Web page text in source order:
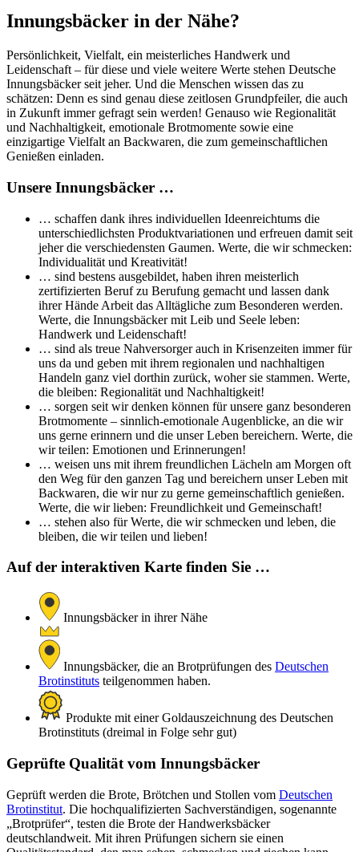
Innungsbäcker in der Nähe?
Persönlichkeit, Vielfalt, ein meisterliches Handwerk und
Leidenschaft – für diese und viele weitere Werte stehen Deutsche
Innungsbäcker seit jeher. Und die Menschen wissen das zu
schätzen: Denn es sind genau diese zeitlosen Grundpfeiler, die auch
in Zukunft immer gefragt sein werden! Genauso wie Regionalität
und Nachhaltigkeit, emotionale Brotmomente sowie eine
einzigartige Vielfalt an Backwaren, die zum gemeinschaftlichen
Genießen einladen.
Unsere Innungsbäcker …
… schaffen dank ihres individuellen Ideenreichtums die
unterschiedlichsten Produktvariationen und erfreuen damit seit
jeher die verschiedensten Gaumen. Werte, die wir schmecken:
Individualität und Kreativität!
… sind bestens ausgebildet, haben ihren meisterlich
zertifizierten Beruf zu Berufung gemacht und lassen dank
ihrer Hände Arbeit das Alltägliche zum Besonderen werden.
Werte, die Innungsbäcker mit Leib und Seele leben:
Handwerk und Leidenschaft!
… sind als treue Nahversorger auch in Krisenzeiten immer für
uns da und geben mit ihrem regionalen und nachhaltigen
Handeln ganz viel dorthin zurück, woher sie stammen. Werte,
die bleiben: Regionalität und Nachhaltigkeit!
… sorgen seit wir denken können für unsere ganz besonderen
Brotmomente – sinnlich-emotionale Augenblicke, an die wir
uns gerne erinnern und die unser Leben bereichern. Werte, die
wir teilen: Emotionen und Erinnerungen!
… weisen uns mit ihrem freundlichen Lächeln am Morgen oft
den Weg für den ganzen Tag und bereichern unser Leben mit
Backwaren, die wir nur zu gerne gemeinschaftlich genießen.
Werte, die wir lieben: Freundlichkeit und Gemeinschaft!
… stehen also für Werte, die wir schmecken und leben, die
bleiben, die wir teilen und lieben!
Auf der interaktiven Karte finden Sie …
Innungsbäcker in ihrer Nähe
Innungsbäcker, die an Brotprüfungen des Deutschen
Brotinstituts teilgenommen haben.
Produkte mit einer Goldauszeichnung des Deutschen
Brotinstituts (dreimal in Folge sehr gut)
Geprüfte Qualität vom Innungsbäcker
Geprüft werden die Brote, Brötchen und Stollen vom Deutschen
Brotinstitut. Die hochqualifizierten Sachverständigen, sogenannte
„Brotprüfer“, testen die Brote der Handwerksbäcker
deutschlandweit. Mit ihren Prüfungen sichern sie einen